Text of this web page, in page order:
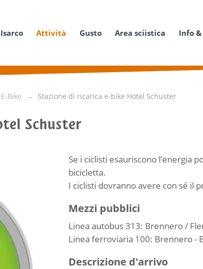
Attività Gusto Area sciistica Info
Bike Stazione di ricarica e-bike Hotel Schuster
Schuster
Se i ciclisti esauriscono l’energia
bicicletta.
I ciclisti dovranno avere con sé il
Mezzi pubblici
Linea autobus 313: Brennero /
Linea ferroviaria 100: Brennero -
Descrizione d'arrivo